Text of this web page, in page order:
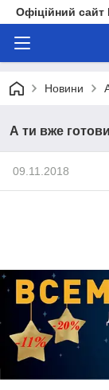
Офіційний сайт
Новини
А ти вже
09.11.2018